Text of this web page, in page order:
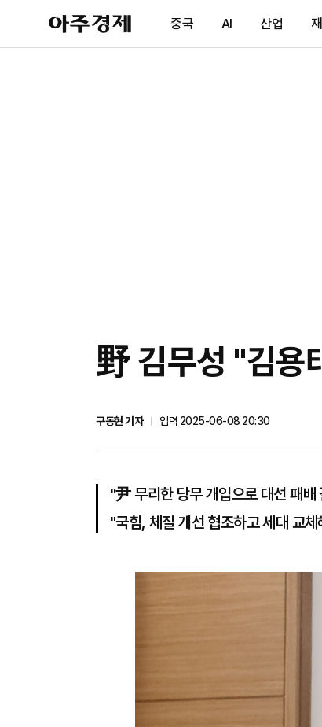
아
주
제
중국 AI 산업
野 김무성 "김용
구동현 기자
입력 2025-06-08 20:30
"尹 무리한 당무 개입으로 대선 패배
"국힘, 체질 개선 협조하고 세대 교체